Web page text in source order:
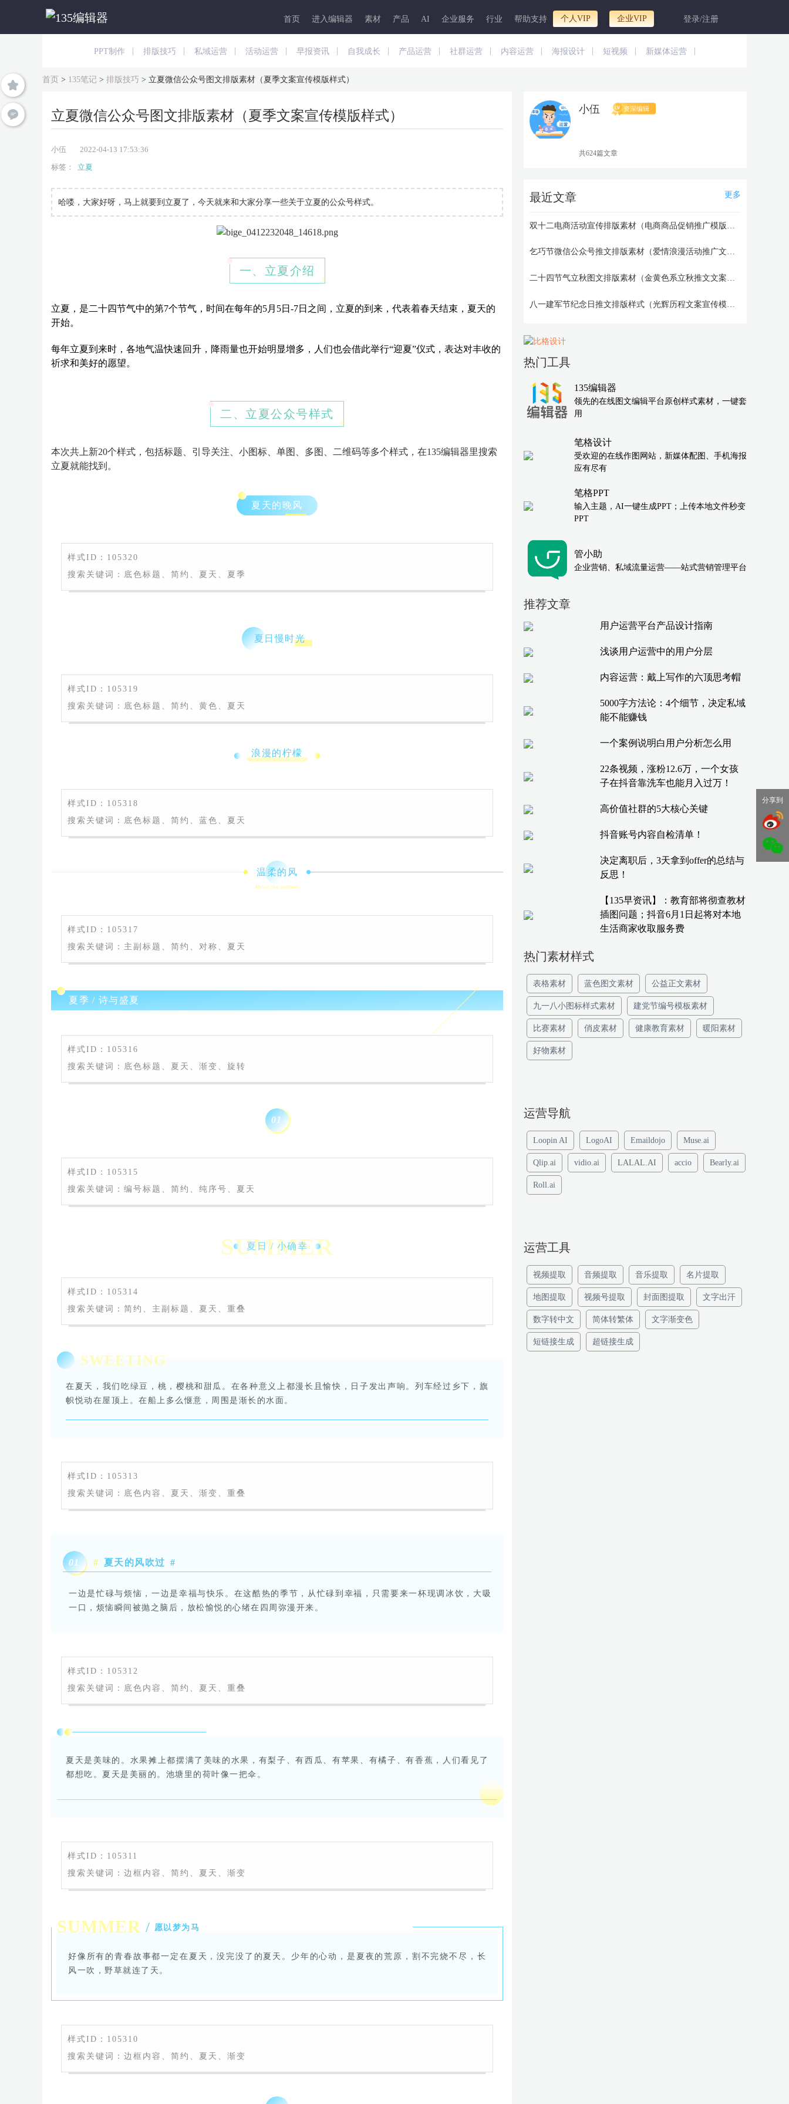
首页 进入编辑器 素材 产品 AI 企业服务 行业 帮助支持 个人VIP 企业VIP 登录/注册
PPT制作 排版技巧 私域运营 活动运营 早报资讯 自我成长 产品运营 社群运营 内容运营 海报设计 短视频 新媒体运营
首页 > 135笔记 > 排版技巧 > 立夏微信公众号图文排版素材（夏季文案宣传模版样式）
立夏微信公众号图文排版素材（夏季文案宣传模版样式）
小伍
2022-04-13 17:53:36
标签： 立夏
哈喽，大家好呀，马上就要到立夏了，今天就来和大家分享一些关于立夏的公众号样式。
一、立夏介绍
立夏，是二十四节气中的第7个节气，时间在每年的5月5日-7日之间，立夏的到来，代表着春天结束，夏天的
开始。
每年立夏到来时，各地气温快速回升，降雨量也开始明显增多，人们也会借此举行“迎夏”仪式，表达对丰收的
祈求和美好的愿望。
二、立夏公众号样式
本次共上新20个样式，包括标题、引导关注、小图标、单图、多图、二维码等多个样式，在135编辑器里搜索
立夏就能找到。
夏天的晚风
样式ID：105320
搜索关键词：底色标题、简约、夏天、夏季
夏日慢时光
样式ID：105319
搜索关键词：底色标题、简约、黄色、夏天
浪漫的柠檬
样式ID：105318
搜索关键词：底色标题、简约、蓝色、夏天
温柔的风
About the summer
样式ID：105317
搜索关键词：主副标题、简约、对称、夏天
夏季 / 诗与盛夏
样式ID：105316
搜索关键词：底色标题、夏天、渐变、旋转
01
样式ID：105315
搜索关键词：编号标题、简约、纯序号、夏天
SUMMER
夏日 / 小确幸
样式ID：105314
搜索关键词：简约、主副标题、夏天、重叠
SWEETING
在夏天，我们吃绿豆，桃，樱桃和甜瓜。在各种意义上都漫长且愉快，日子发出声响。列车经过乡下，旗
帜悦动在屋顶上。在船上多么惬意，周围是渐长的水面。
样式ID：105313
搜索关键词：底色内容、夏天、渐变、重叠
01 # 夏天的风吹过 #
一边是忙碌与烦恼，一边是幸福与快乐。在这酷热的季节，从忙碌到幸福，只需要来一杯现调冰饮，大吸
一口，烦恼瞬间被抛之脑后，放松愉悦的心绪在四周弥漫开来。
样式ID：105312
搜索关键词：底色内容、简约、夏天、重叠
夏天是美味的。水果摊上都摆满了美味的水果，有梨子、有西瓜、有苹果、有橘子、有香蕉，人们看见了
都想吃。夏天是美丽的。池塘里的荷叶像一把伞。
样式ID：105311
搜索关键词：边框内容、简约、夏天、渐变
SUMMER / 愿以梦为马
好像所有的青春故事都一定在夏天，没完没了的夏天。少年的心动，是夏夜的荒原，割不完烧不尽，长
风一吹，野草就连了天。
样式ID：105310
搜索关键词：边框内容、简约、夏天、渐变
小伍 资深编辑
共624篇文章
最近文章 更多
双十二电商活动宣传排版素材（电商商品促销推广模版样式）
乞巧节微信公众号推文排版素材（爱情浪漫活动推广文案）
二十四节气立秋图文排版素材（金黄色系立秋推文文案模版）
八一建军节纪念日推文排版样式（光辉历程文案宣传模版）
热门工具
135编辑器
领先的在线图文编辑平台原创样式素材，一键套
用
笔格设计
受欢迎的在线作图网站，新媒体配图、手机海报
应有尽有
笔格PPT
输入主题，AI一键生成PPT；上传本地文件秒变
PPT
管小助
企业营销、私域流量运营——站式营销管理平台
推荐文章
用户运营平台产品设计指南
浅谈用户运营中的用户分层
内容运营：戴上写作的六顶思考帽
5000字方法论：4个细节，决定私域
能不能赚钱
一个案例说明白用户分析怎么用
22条视频，涨粉12.6万，一个女孩
子在抖音靠洗车也能月入过万！
高价值社群的5大核心关键
抖音账号内容自检清单！
决定离职后，3天拿到offer的总结与
反思！
【135早资讯】：教育部将彻查教材
插图问题；抖音6月1日起将对本地
生活商家收取服务费
热门素材样式
表格素材 蓝色图文素材 公益正文素材
九一八小图标样式素材 建党节编号模板素材
比赛素材 俏皮素材 健康教育素材 暖阳素材
好物素材
运营导航
Loopin AI LogoAI Emaildojo Muse.ai
Qlip.ai vidio.ai LALAL.AI accio Bearly.ai
Roll.ai
运营工具
视频提取 音频提取 音乐提取 名片提取
地图提取 视频号提取 封面图提取 文字出汗
数字转中文 简体转繁体 文字渐变色
短链接生成 超链接生成
分享到